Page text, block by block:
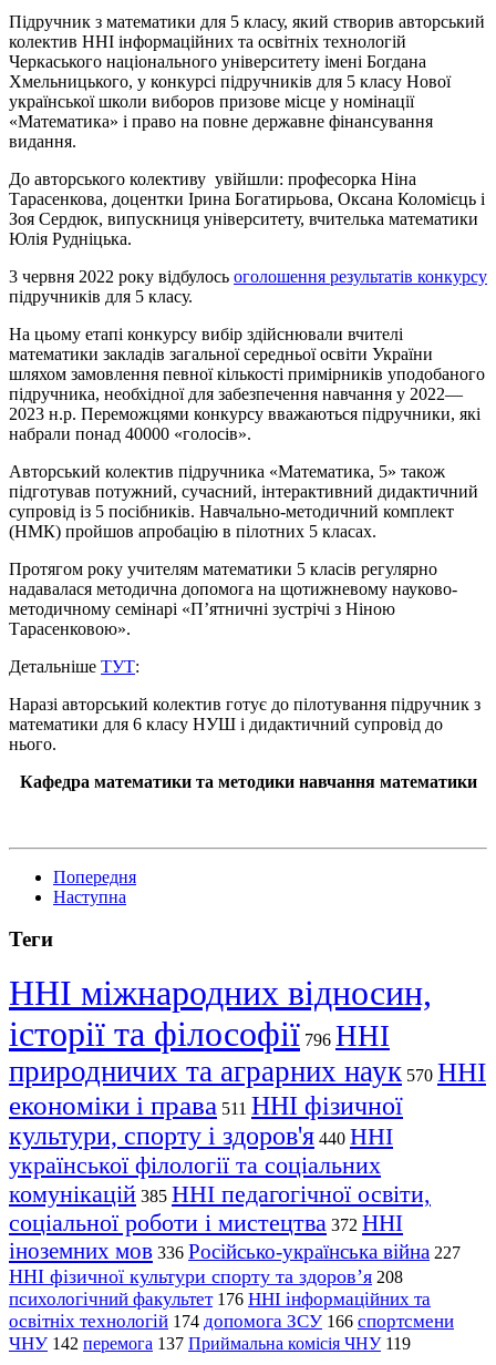
Підручник з математики для 5 класу, який створив авторський
колектив ННІ інформаційних та освітніх технологій
Черкаського національного університету імені Богдана
Хмельницького, у конкурсі підручників для 5 класу Нової
української школи виборов призове місце у номінації
«Математика» і право на повне державне фінансування
видання.
До авторського колективу увійшли: професорка Ніна
Тарасенкова, доцентки Ірина Богатирьова, Оксана Коломієць і
Зоя Сердюк, випускниця університету, вчителька математики
Юлія Рудніцька.
3 червня 2022 року відбулось оголошення результатів конкурсу
підручників для 5 класу.
На цьому етапі конкурсу вибір здійснювали вчителі
математики закладів загальної середньої освіти України
шляхом замовлення певної кількості примірників уподобаного
підручника, необхідної для забезпечення навчання у 2022—
2023 н.р. Переможцями конкурсу вважаються підручники, які
набрали понад 40000 «голосів».
Авторський колектив підручника «Математика, 5» також
підготував потужний, сучасний, інтерактивний дидактичний
супровід із 5 посібників. Навчально-методичний комплект
(НМК) пройшов апробацію в пілотних 5 класах.
Протягом року учителям математики 5 класів регулярно
надавалася методична допомога на щотижневому науково-
методичному семінарі «П’ятничні зустрічі з Ніною
Тарасенковою».
Детальніше ТУТ:
Наразі авторський колектив готує до пілотування підручник з
математики для 6 класу НУШ і дидактичний супровід до
нього.
Кафедра математики та методики навчання математики
Попередня
Наступна
Теги
ННІ міжнародних відносин,
історії та філософії 796 ННІ
природничих та аграрних наук 570 ННІ
економіки і права 511 ННІ фізичної
культури, спорту і здоров'я 440 ННІ
української філології та соціальних
комунікацій 385 ННІ педагогічної освіти,
соціальної роботи і мистецтва 372 ННІ
іноземних мов 336 Російсько-українська війна 227
ННІ фізичної культури спорту та здоров’я 208
психологічний факультет 176 ННІ інформаційних та
освітніх технологій 174 допомога ЗСУ 166 спортсмени
ЧНУ 142 перемога 137 Приймальна комісія ЧНУ 119